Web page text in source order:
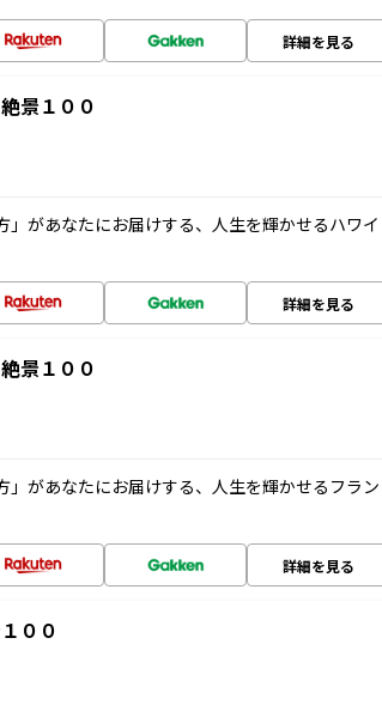
詳細を見る
景１００
があなたにお届けする、人生を輝かせるハワイ
詳細を見る
景１００
があなたにお届けする、人生を輝かせるフラン
詳細を見る
００